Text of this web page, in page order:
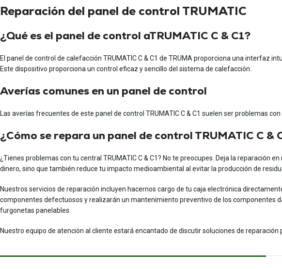
Reparación del panel de control TRUMATIC
¿Qué es el panel de control aTRUMATIC C & C1?
El panel de control de calefacción TRUMATIC C & C1 de TRUMA proporciona una interfaz
Este dispositivo proporciona un control eficaz y sencillo del sistema de calefacción.
Averías comunes en un panel de control
Las averías frecuentes de este panel de control TRUMATIC C & C1 suelen ser problemas
¿Cómo se repara un panel de control TRUMATIC C &
¿Tienes problemas con tu central TRUMATIC C & C1? No te preocupes. Deja la reparación
dinero, sino que también reduce tu impacto medioambiental al evitar la producción de
Nuestros servicios de reparación incluyen hacernos cargo de tu caja electrónica
componentes defectuosos y realizarán un mantenimiento preventivo de los componentes
furgonetas panelables.
Nuestro equipo de atención al cliente estará encantado de discutir soluciones de